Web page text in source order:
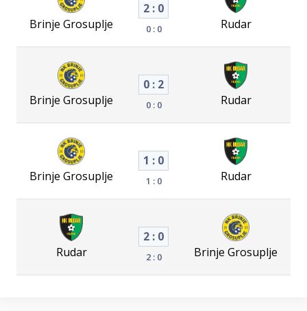
Brinje Grosuplje
2 : 0
0 : 0 Rudar
Brinje Grosuplje
0 : 2
0 : 0 Rudar
Brinje Grosuplje
1 : 0
1 : 0 Rudar
Rudar
2 : 0
2 : 0 Brinje Grosuplje